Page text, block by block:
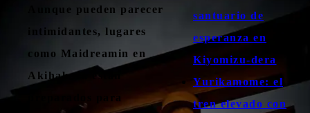
Aunque pueden parecer
intimidantes, lugares
como Maidreamin en
Akihabara están
santuario de
esperanza en
Kiyomizu-dera
Yurikamome: el
tren elevado con